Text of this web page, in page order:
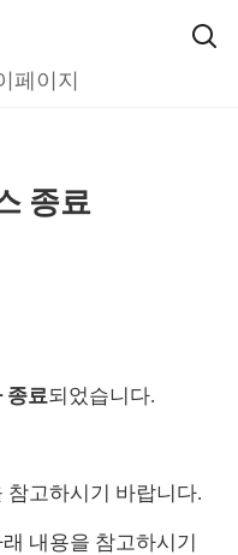
페이지
종료
종료되었습니다.
참고하시기 바랍니다.
내용을 참고하시기